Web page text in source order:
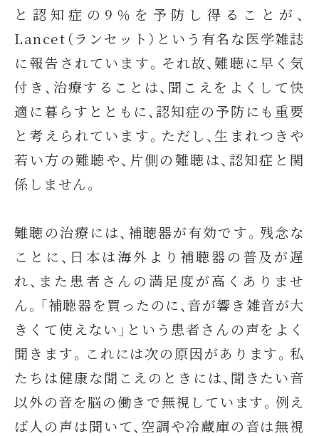
と認知症の9％を予防し得ることが、
Lancet（ランセット）という有名な医学雑誌
に報告されています。それ故、難聴に早く気
付き、治療することは、聞こえをよくして快
適に暮らすとともに、認知症の予防にも重要
と考えられています。ただし、生まれつきや
若い方の難聴や、片側の難聴は、認知症と関
係しません。
難聴の治療には、補聴器が有効です。残念な
ことに、日本は海外より補聴器の普及が遅
れ、また患者さんの満足度が高くありませ
ん。「補聴器を買ったのに、音が響き雑音が大
きくて使えない」という患者さんの声をよく
聞きます。これには次の原因があります。私
たちは健康な聞こえのときには、聞きたい音
以外の音を脳の働きで無視しています。例え
ば人の声は聞いて、空調や冷蔵庫の音は無視